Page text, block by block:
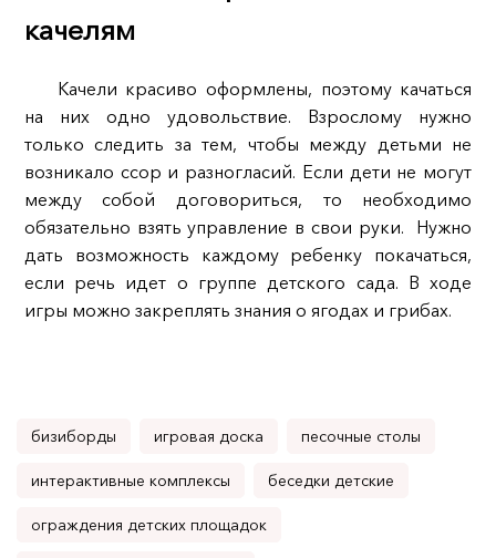
качелям
Качели красиво оформлены, поэтому качаться
на них одно удовольствие. Взрослому нужно
только следить за тем, чтобы между детьми не
возникало ссор и разногласий. Если дети не могут
между собой договориться, то необходимо
обязательно взять управление в свои руки. Нужно
дать возможность каждому ребенку покачаться,
если речь идет о группе детского сада. В ходе
игры можно закреплять знания о ягодах и грибах.
бизиборды игровая доска песочные столы
интерактивные комплексы беседки детские
ограждения детских площадок